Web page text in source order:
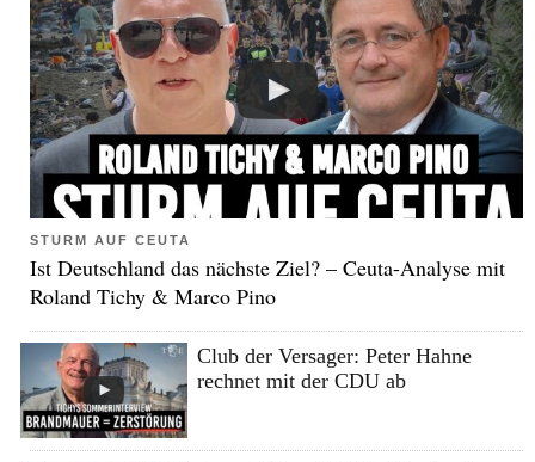
STURM AUF CEUTA
Ist Deutschland das nächste Ziel? – Ceuta-Analyse mit
Roland Tichy & Marco Pino
Club der Versager: Peter Hahne
rechnet mit der CDU ab